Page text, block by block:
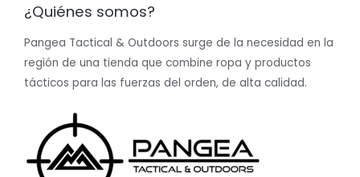
¿Quiénes somos?
Pangea Tactical & Outdoors surge de la necesidad en la
región de una tienda que combine ropa y productos
tácticos para las fuerzas del orden, de alta calidad.